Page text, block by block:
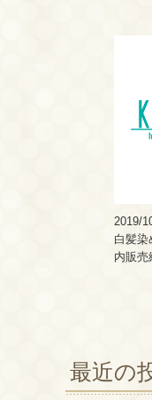
2019/
白髪染
内販売
最近の